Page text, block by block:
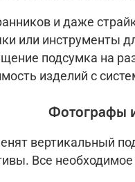
и даже
или инструменты
подсумка на
изделий с
Фотографы
вертикальный
Все